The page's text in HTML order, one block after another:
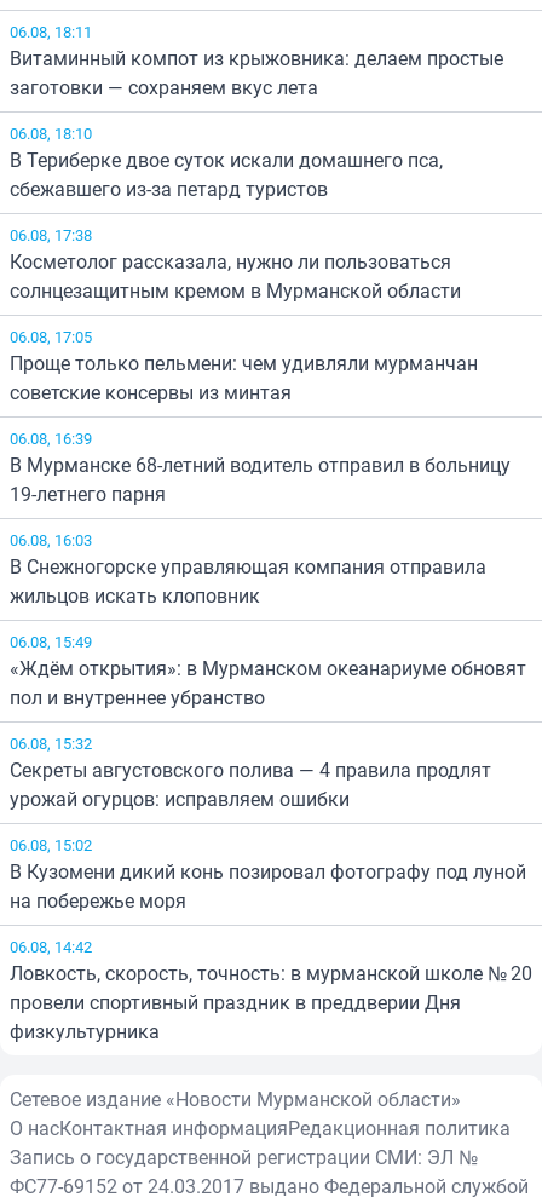
06.08, 18:11
Витаминный компот из крыжовника: делаем простые
заготовки — сохраняем вкус лета
06.08, 18:10
В Териберке двое суток искали домашнего пса,
сбежавшего из-за петард туристов
06.08, 17:38
Косметолог рассказала, нужно ли пользоваться
солнцезащитным кремом в Мурманской области
06.08, 17:05
Проще только пельмени: чем удивляли мурманчан
советские консервы из минтая
06.08, 16:39
В Мурманске 68-летний водитель отправил в больницу
19-летнего парня
06.08, 16:03
В Снежногорске управляющая компания отправила
жильцов искать клоповник
06.08, 15:49
«Ждём открытия»: в Мурманском океанариуме обновят
пол и внутреннее убранство
06.08, 15:32
Секреты августовского полива — 4 правила продлят
урожай огурцов: исправляем ошибки
06.08, 15:02
В Кузомени дикий конь позировал фотографу под луной
на побережье моря
06.08, 14:42
Ловкость, скорость, точность: в мурманской школе № 20
провели спортивный праздник в преддверии Дня
физкультурника
Сетевое издание «Новости Мурманской области»
О насКонтактная информацияРедакционная политика
Запись о государственной регистрации СМИ: ЭЛ №
ФС77-69152 от 24.03.2017 выдано Федеральной службой